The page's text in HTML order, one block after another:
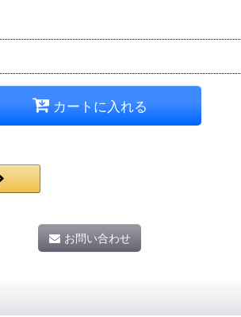
カートに入れる
お問い合わせ